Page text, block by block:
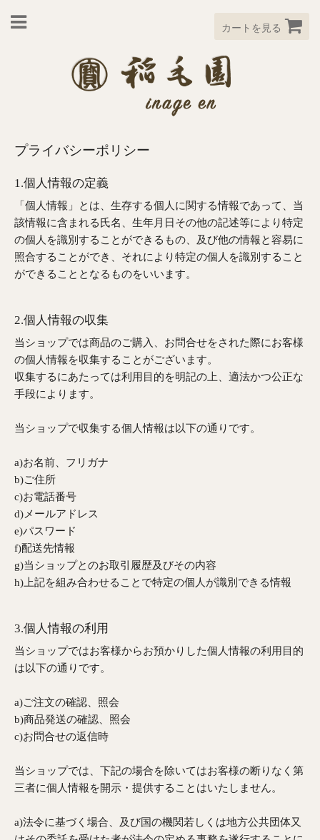
カートを見る
プライバシーポリシー
1.個人情報の定義
「個人情報」とは、生存する個人に関する情報であって、当
該情報に含まれる氏名、生年月日その他の記述等により特定
の個人を識別することができるもの、及び他の情報と容易に
照合することができ、それにより特定の個人を識別すること
ができることとなるものをいいます。
2.個人情報の収集
当ショップでは商品のご購入、お問合せをされた際にお客様
の個人情報を収集することがございます。
収集するにあたっては利用目的を明記の上、適法かつ公正な
手段によります。
当ショップで収集する個人情報は以下の通りです。
a)お名前、フリガナ
b)ご住所
c)お電話番号
d)メールアドレス
e)パスワード
f)配送先情報
g)当ショップとのお取引履歴及びその内容
h)上記を組み合わせることで特定の個人が識別できる情報
3.個人情報の利用
当ショップではお客様からお預かりした個人情報の利用目的
は以下の通りです。
a)ご注文の確認、照会
b)商品発送の確認、照会
c)お問合せの返信時
当ショップでは、下記の場合を除いてはお客様の断りなく第
三者に個人情報を開示・提供することはいたしません。
a)法令に基づく場合、及び国の機関若しくは地方公共団体又